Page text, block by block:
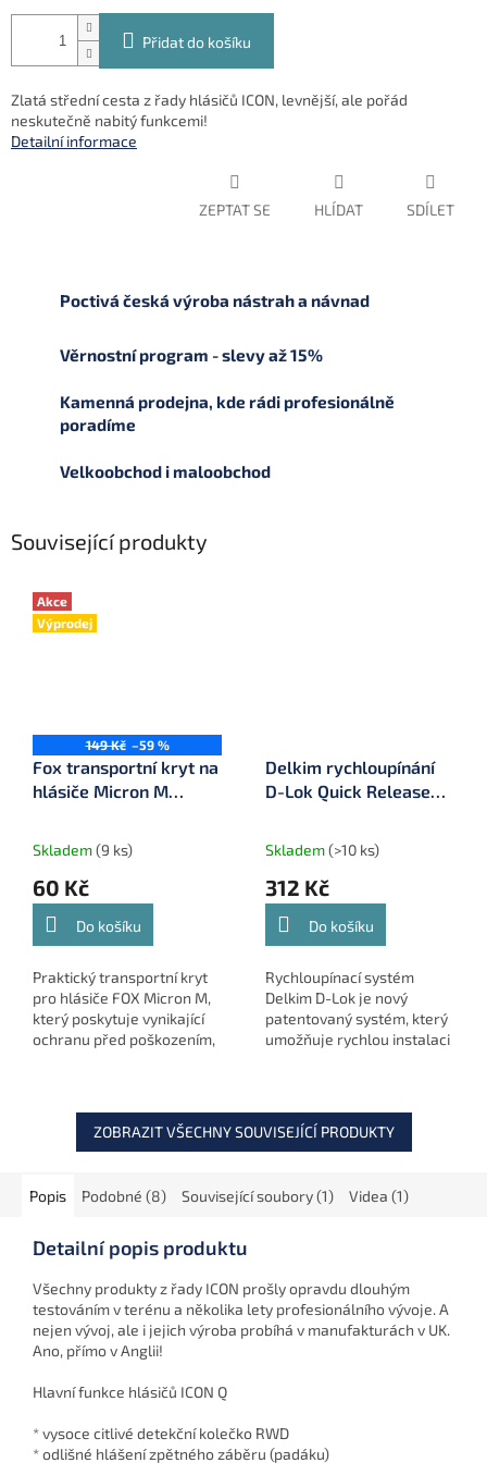
Přidat do košíku
Zlatá střední cesta z řady hlásičů ICON, levnější, ale pořád
neskutečně nabitý funkcemi!
Detailní informace
ZEPTAT SE HLÍDAT SDÍLET
Poctivá česká výroba nástrah a návnad
Věrnostní program - slevy až 15%
Kamenná prodejna, kde rádi profesionálně
poradíme
Velkoobchod i maloobchod
Související produkty
Akce
Výprodej
149 Kč –59 %
Fox transportní kryt na
hlásiče Micron M
Skladem(9 ks)
60 Kč
Do košíku
Praktický transportní kryt
pro hlásiče FOX Micron M,
který poskytuje vynikající
ochranu před poškozením,
Delkim rychloupínání
D-Lok Quick Release
Skladem(>10 ks)
312 Kč
Do košíku
Rychloupínací systém
Delkim D-Lok je nový
patentovaný systém, který
umožňuje rychlou instalaci
novými...
ZOBRAZIT VŠECHNY SOUVISEJÍCÍ PRODUKTY
Popis Podobné (8) Související soubory (1) Videa (1)
Detailní popis produktu
Všechny produkty z řady ICON prošly opravdu dlouhým
testováním v terénu a několika lety profesionálního vývoje. A
nejen vývoj, ale i jejich výroba probíhá v manufakturách v UK.
Ano, přímo v Anglii!
Hlavní funkce hlásičů ICON Q
* vysoce citlivé detekční kolečko RWD
* odlišné hlášení zpětného záběru (padáku)